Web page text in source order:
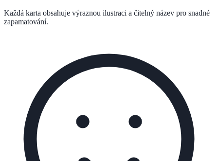
Každá karta obsahuje výraznou ilustraci a čitelný název pro snadné
zapamatování.